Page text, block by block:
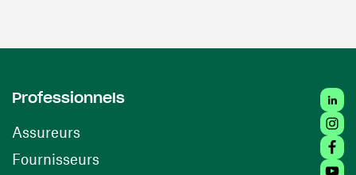
Professionnels
Assureurs
Fournisseurs(opens in a new window)